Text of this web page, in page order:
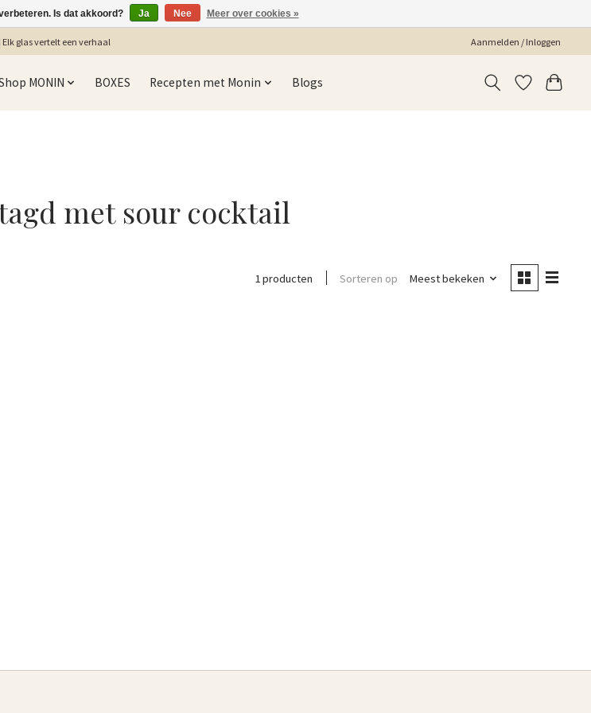
glas vertelt een verhaal Aanmelden / Inloggen
MONIN BOXES Recepten met Monin Blogs
met sour cocktail
1 producten Sorteren op Meest bekeken
Is dat akkoord? Ja Nee Meer over cookies »